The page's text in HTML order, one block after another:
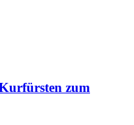
zum